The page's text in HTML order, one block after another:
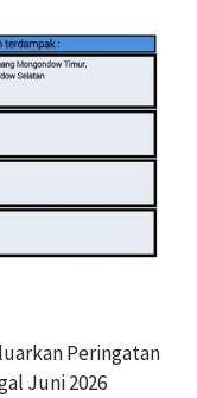
Peringatan
Juni 2026